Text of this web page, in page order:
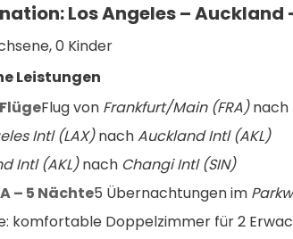
Los Angeles – Auckland
0 Kinder
Leistungen
Flug von Frankfurt/Main (FRA) nach
Intl (LAX) nach Auckland Intl (AKL)
Intl (AKL) nach Changi Intl (SIN)
– 5 Nächte5 Übernachtungen im
komfortable Doppelzimmer für 2